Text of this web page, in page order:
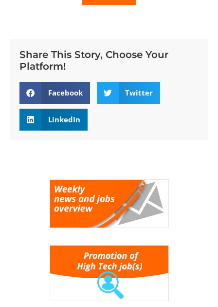
Share This Story, Choose Your
Platform!
Facebook Twitter
LinkedIn